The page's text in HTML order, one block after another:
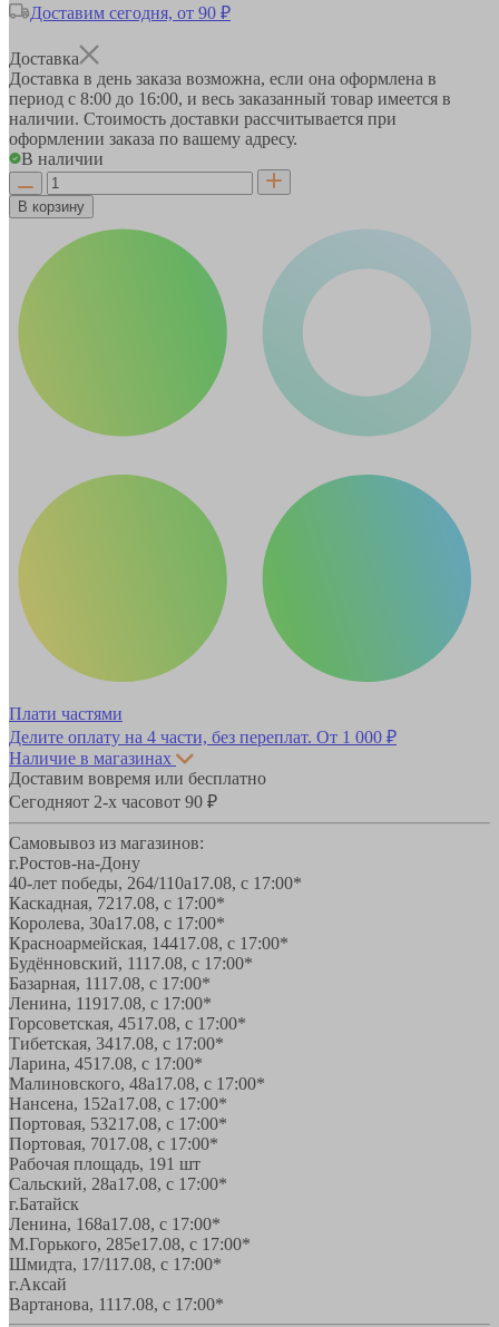
Доставим сегодня, от 90 ₽
Доставка
Доставка в день заказа возможна, если она оформлена в
период с 8:00 до 16:00, и весь заказанный товар имеется в
наличии. Стоимость доставки рассчитывается при
оформлении заказа по вашему адресу.
В наличии
В корзину
Плати частями
Делите оплату на 4 части, без переплат. От 1 000 ₽
Наличие в магазинах
Доставим вовремя или бесплатно
Сегодняот 2-х часовот 90 ₽
Самовывоз из магазинов:
г.Ростов-на-Дону
40-лет победы, 264/110а17.08, с 17:00*
Каскадная, 7217.08, с 17:00*
Королева, 30а17.08, с 17:00*
Красноармейская, 14417.08, с 17:00*
Будённовский, 1117.08, с 17:00*
Базарная, 1117.08, с 17:00*
Ленина, 11917.08, с 17:00*
Горсоветская, 4517.08, с 17:00*
Тибетская, 3417.08, с 17:00*
Ларина, 4517.08, с 17:00*
Малиновского, 48а17.08, с 17:00*
Нансена, 152а17.08, с 17:00*
Портовая, 53217.08, с 17:00*
Портовая, 7017.08, с 17:00*
Рабочая площадь, 191 шт
Сальский, 28a17.08, с 17:00*
г.Батайск
Ленина, 168а17.08, с 17:00*
М.Горького, 285е17.08, с 17:00*
Шмидта, 17/117.08, с 17:00*
г.Аксай
Вартанова, 1117.08, с 17:00*